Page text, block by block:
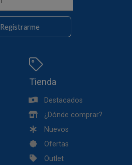
Registrarme
Tienda
Destacados
¿Dónde comprar?
Nuevos
Ofertas
Outlet